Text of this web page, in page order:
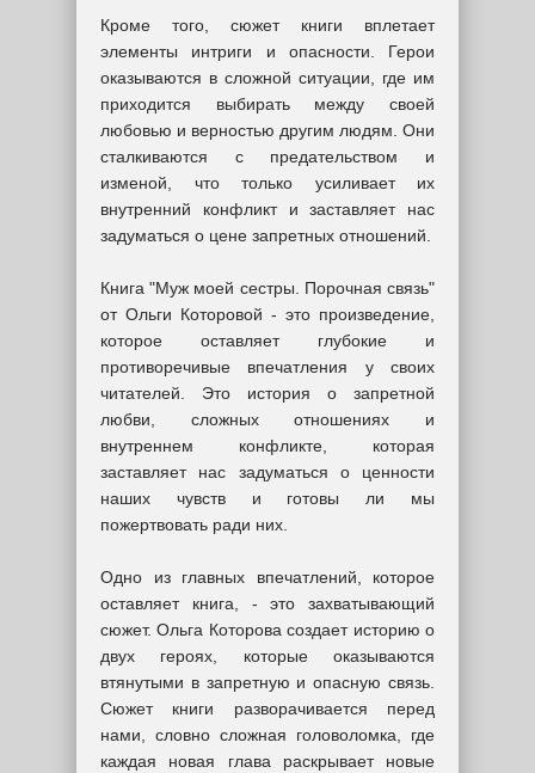
Кроме того, сюжет книги вплетает
элементы интриги и опасности. Герои
оказываются в сложной ситуации, где им
приходится выбирать между своей
любовью и верностью другим людям. Они
сталкиваются с предательством и
изменой, что только усиливает их
внутренний конфликт и заставляет нас
задуматься о цене запретных отношений.
Книга "Муж моей сестры. Порочная связь"
от Ольги Которовой - это произведение,
которое оставляет глубокие и
противоречивые впечатления у своих
читателей. Это история о запретной
любви, сложных отношениях и
внутреннем конфликте, которая
заставляет нас задуматься о ценности
наших чувств и готовы ли мы
пожертвовать ради них.
Одно из главных впечатлений, которое
оставляет книга, - это захватывающий
сюжет. Ольга Которова создает историю о
двух героях, которые оказываются
втянутыми в запретную и опасную связь.
Сюжет книги разворачивается перед
нами, словно сложная головоломка, где
каждая новая глава раскрывает новые